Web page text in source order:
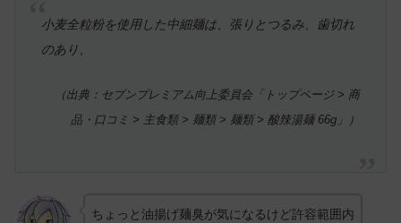
小麦全粒粉を使用した中細麺は、張りとつるみ、歯切れ
のあり、
（出典：セブンプレミアム向上委員会「トップページ > 商
品・口コミ > 主食類 > 麺類 > 麺類 > 酸辣湯麺 66g」）
ちょっと油揚げ麺臭が気になるけど許容範囲内